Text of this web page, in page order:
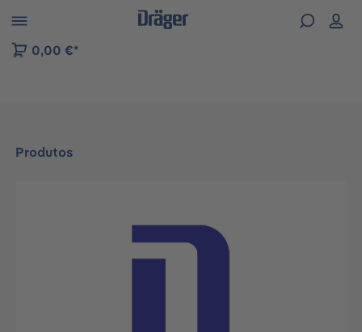
to B2B platform navigation
0,00 €*
Produtos
Ignorar galeria de imagens